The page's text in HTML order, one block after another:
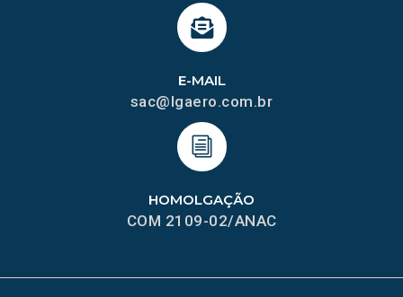
HOMOLGAÇÃO
COM 2109-02/ANAC
E-MAIL
sac@lgaero.com.br